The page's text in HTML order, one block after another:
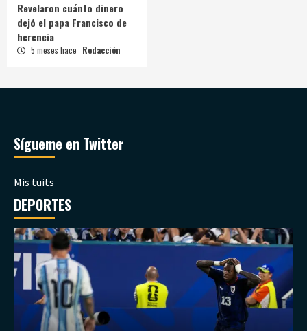
Revelaron cuánto dinero
dejó el papa Francisco de
herencia
5 meses hace Redacción
Sígueme en Twitter
Mis tuits
DEPORTES